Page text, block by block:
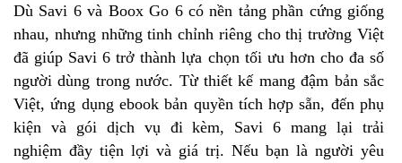
Dù Savi 6 và Boox Go 6 có nền tảng phần cứng giống
nhau, nhưng những tinh chỉnh riêng cho thị trường Việt
đã giúp Savi 6 trở thành lựa chọn tối ưu hơn cho đa số
người dùng trong nước. Từ thiết kế mang đậm bản sắc
Việt, ứng dụng ebook bản quyền tích hợp sẵn, đến phụ
kiện và gói dịch vụ đi kèm, Savi 6 mang lại trải
nghiệm đầy tiện lợi và giá trị. Nếu bạn là người yêu